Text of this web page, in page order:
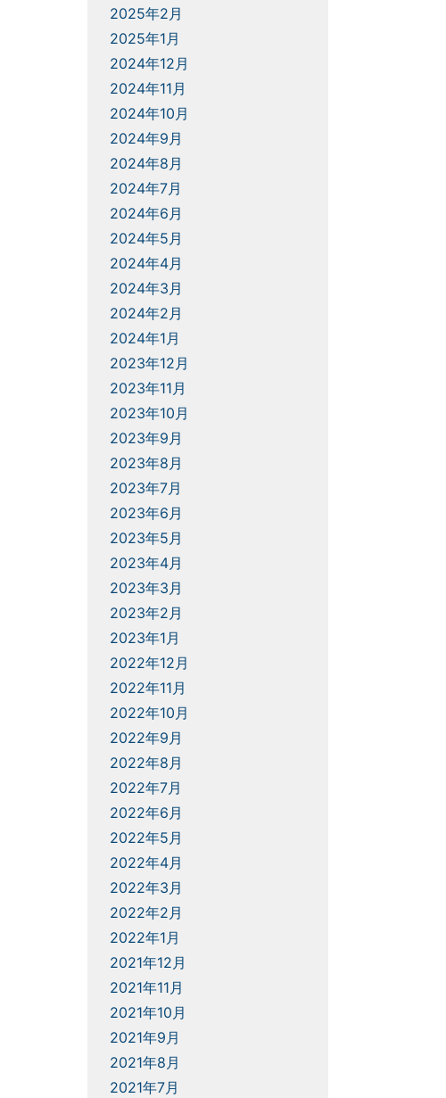
2025年2月
2025年1月
2024年12月
2024年11月
2024年10月
2024年9月
2024年8月
2024年7月
2024年6月
2024年5月
2024年4月
2024年3月
2024年2月
2024年1月
2023年12月
2023年11月
2023年10月
2023年9月
2023年8月
2023年7月
2023年6月
2023年5月
2023年4月
2023年3月
2023年2月
2023年1月
2022年12月
2022年11月
2022年10月
2022年9月
2022年8月
2022年7月
2022年6月
2022年5月
2022年4月
2022年3月
2022年2月
2022年1月
2021年12月
2021年11月
2021年10月
2021年9月
2021年8月
2021年7月